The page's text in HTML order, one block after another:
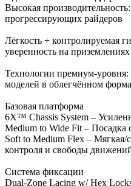
Высокая
прогрессирующих райдеров
Лёгкость + контролируемая
уверенность на
Технологии премиум-
моделей в облегчённом
Базовая платформа
6X™ Chassis System –
Medium to Wide Fit – Посадка
Soft to Medium Flex – Мягкая/
контроля и свободы
Система фиксации
Dual-Zone Lacing w/ Hex